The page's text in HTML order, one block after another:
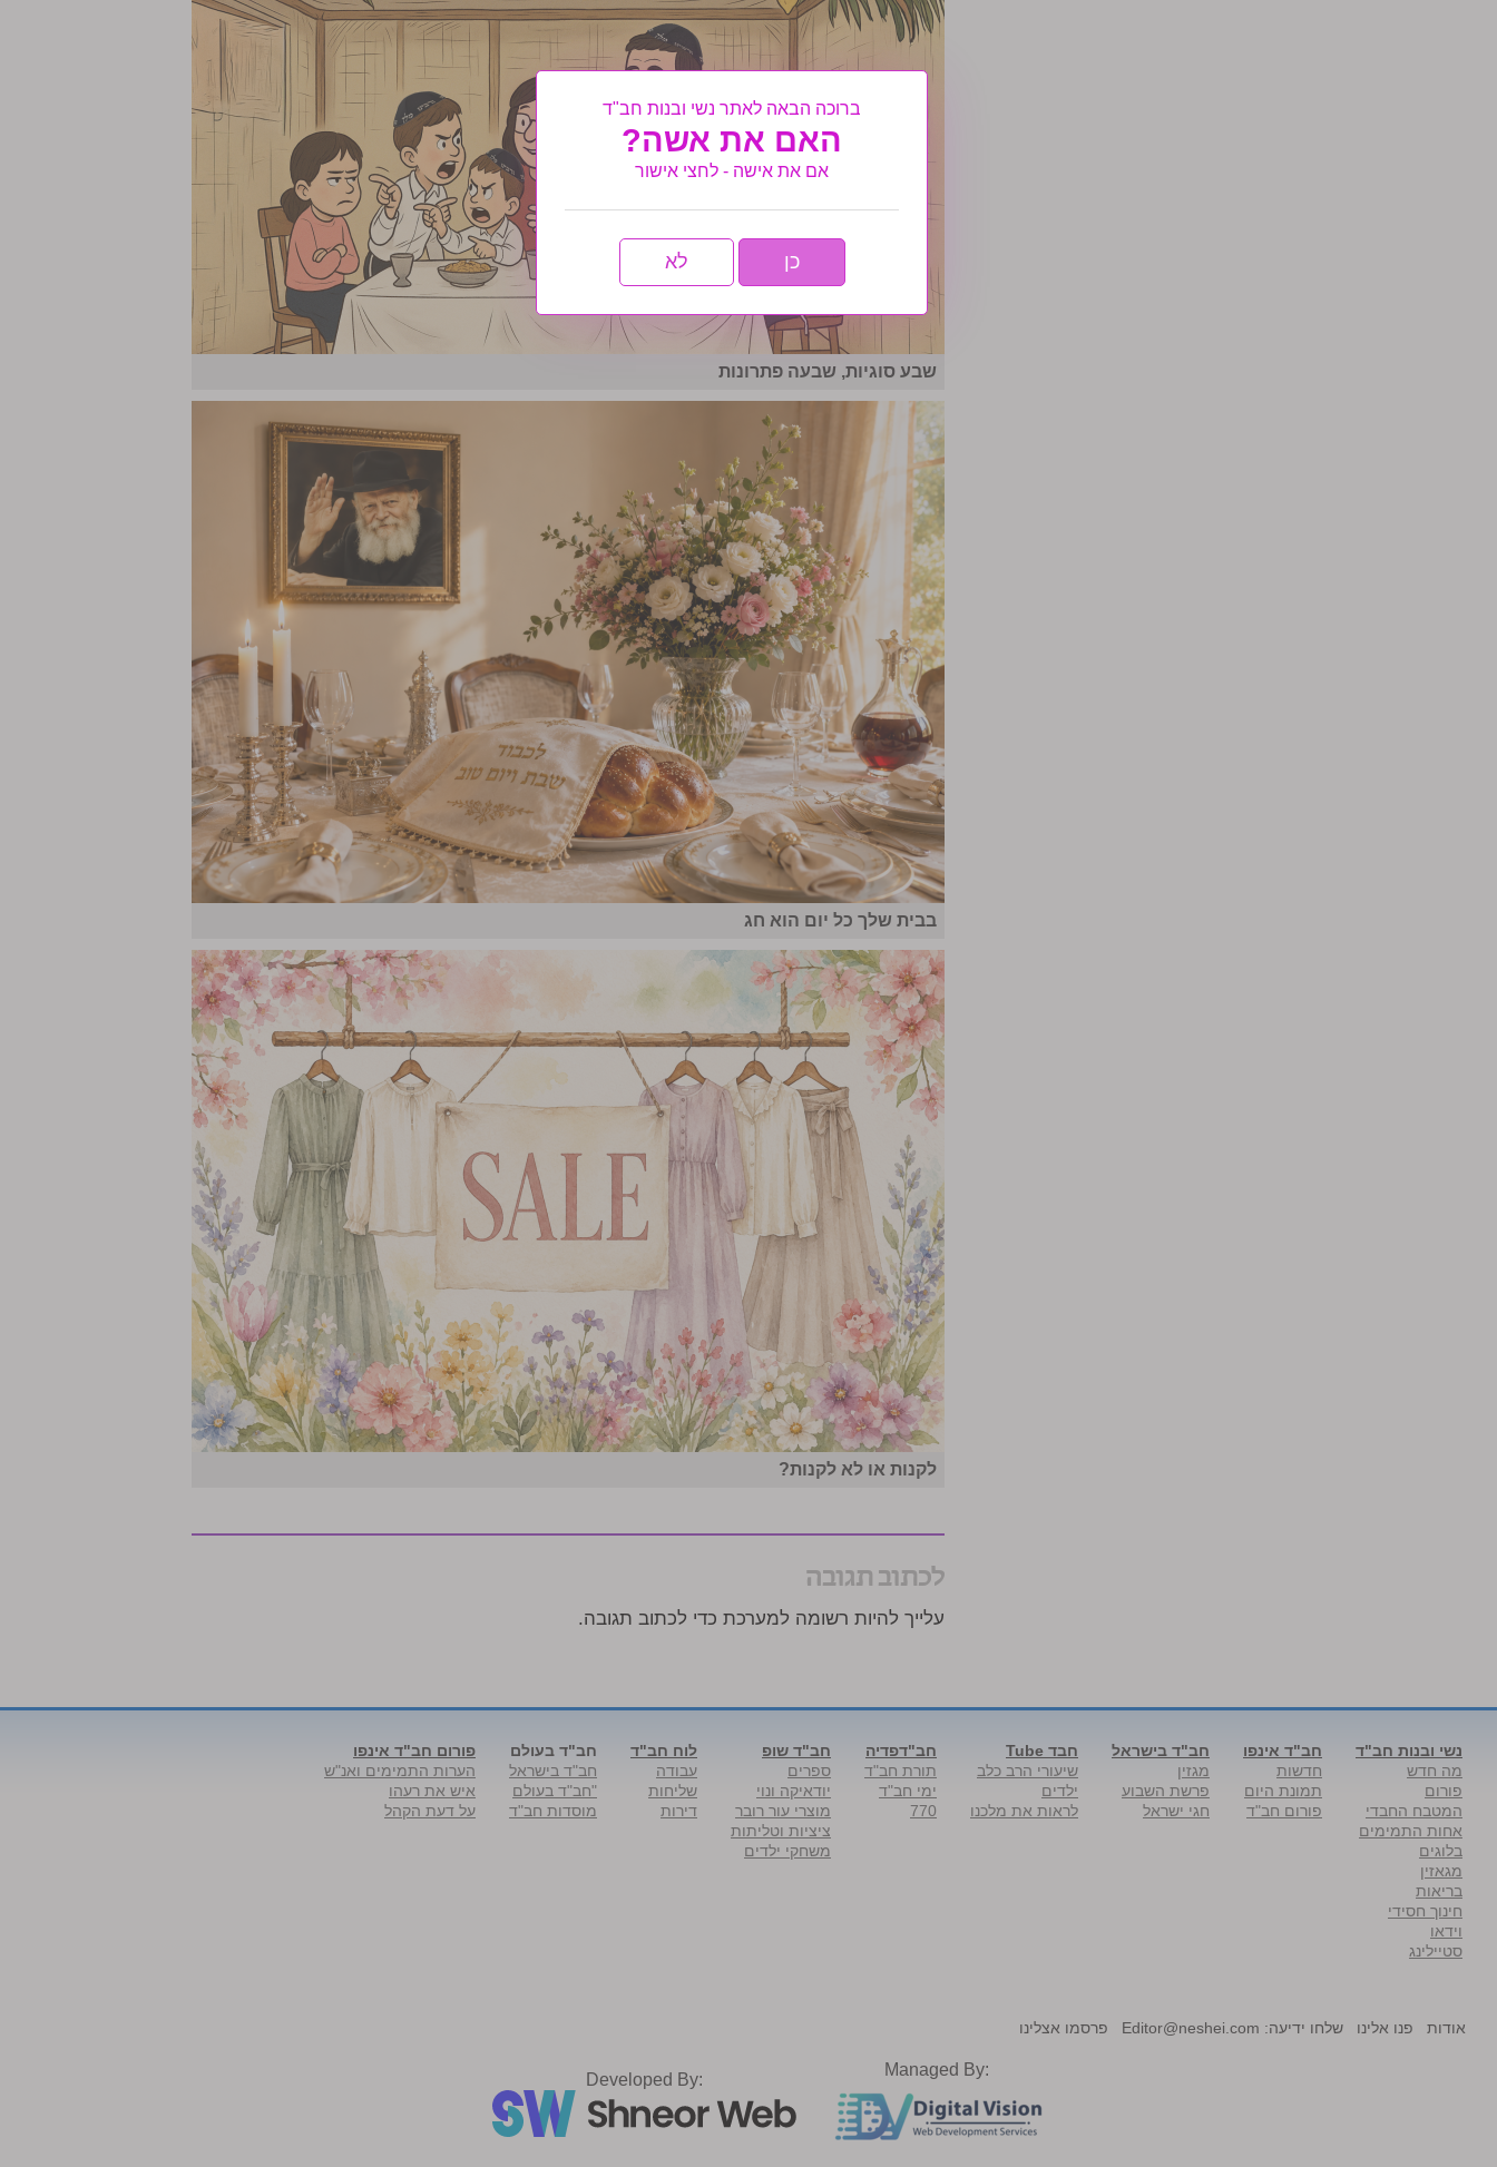
שבע סוגיות, שבעה פתרונות
בבית שלך כל יום הוא חג
לקנות או לא לקנות?
לכתוב תגובה
עלייך להיות רשומה למערכת כדי לכתוב תגובה.
ברוכה הבאה לאתר נשי ובנות חב"ד
האם את אשה?
אם את אישה - לחצי אישור
כן לא
נשי ובנות חב"ד
מה חדש
פורום
המטבח החבדי
אחות התמימים
בלוגים
מגאזין
בריאות
חינוך חסידי
וידאו
סטיילינג
חב"ד אינפו
חדשות
תמונת היום
פורום חב"ד
חב"ד בישראל
מגזין
פרשת השבוע
חגי ישראל
חבד Tube
שיעורי הרב כלב
ילדים
לראות את מלכנו
חב"דפדיה
תורת חב"ד
ימי חב"ד
770
חב"ד שופ
ספרים
יודאיקה ונוי
מוצרי עור רובר
ציציות וטליתות
משחקי ילדים
לוח חב"ד
עבודה
שליחות
דירות
חב"ד בעולם
חב"ד בישראל
"חב"ד בעולם
מוסדות חב"ד
פורום חב"ד אינפו
הערות התמימים ואנ"ש
איש את רעהו
על דעת הקהל
אודות פנו אלינו שלחו ידיעה: Editor@neshei.com פרסמו אצלינו
Developed By: Managed By: